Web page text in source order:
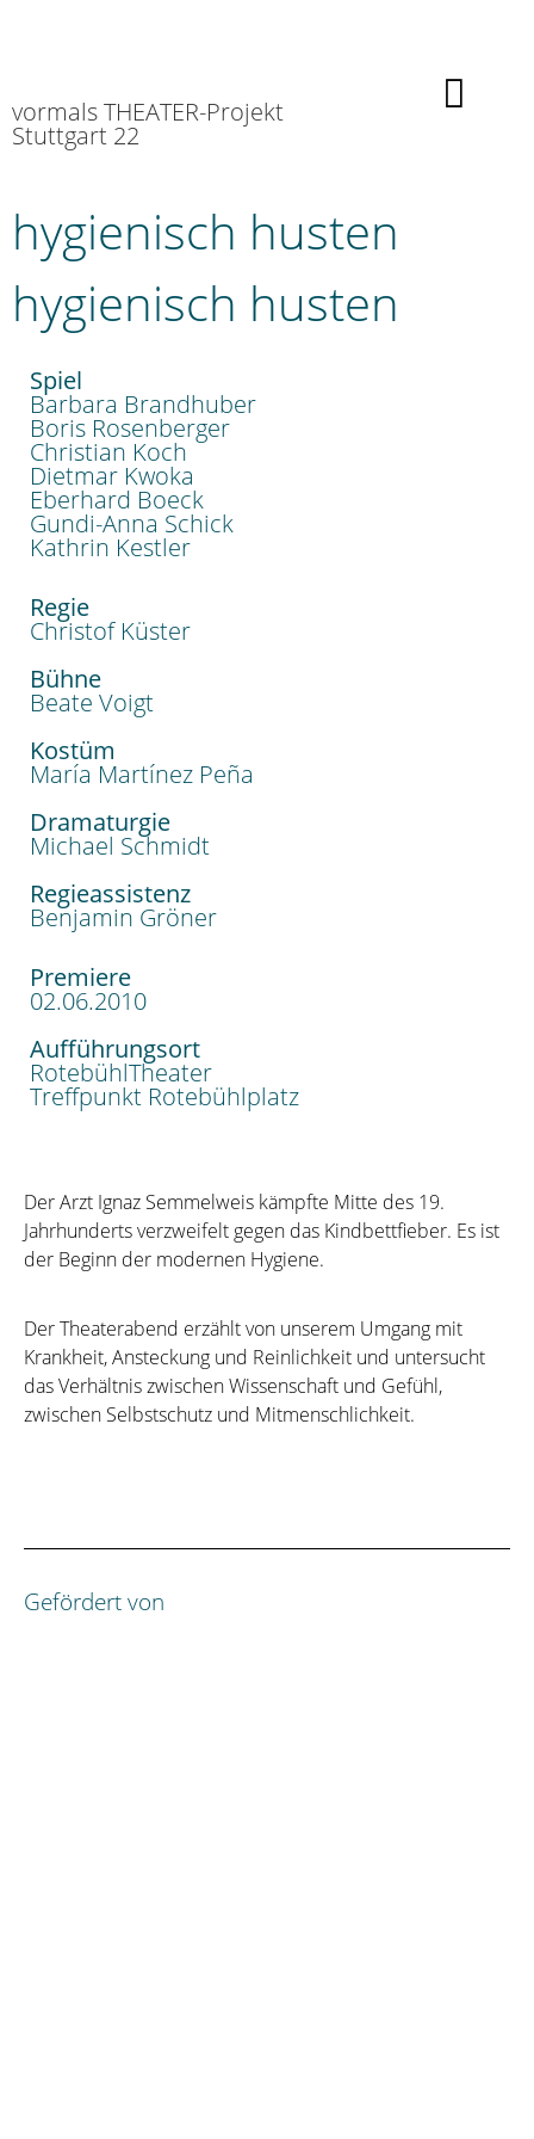
vormals THEATER-Projekt
Stuttgart 22
hygienisch husten
hygienisch husten
Spiel
Barbara Brandhuber
Boris Rosenberger
Christian Koch
Dietmar Kwoka
Eberhard Boeck
Gundi-Anna Schick
Kathrin Kestler
Regie
Christof Küster
Bühne
Beate Voigt
Kostüm
María Martínez Peña
Dramaturgie
Michael Schmidt
Regieassistenz
Benjamin Gröner
Premiere
02.06.2010
Aufführungsort
RotebühlTheater
Treffpunkt Rotebühlplatz
Der Arzt Ignaz Semmelweis kämpfte Mitte des 19.
Jahrhunderts verzweifelt gegen das Kindbettfieber. Es ist
der Beginn der modernen Hygiene.
Der Theaterabend erzählt von unserem Umgang mit
Krankheit, Ansteckung und Reinlichkeit und untersucht
das Verhältnis zwischen Wissenschaft und Gefühl,
zwischen Selbstschutz und Mitmenschlichkeit.
Gefördert von